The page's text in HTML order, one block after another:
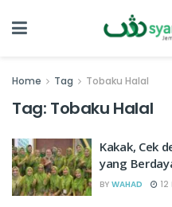
Home Tag Tobaku Halal
Tag: Tobaku Halal
Kakak, Cek
yang
BY WAHAD 12